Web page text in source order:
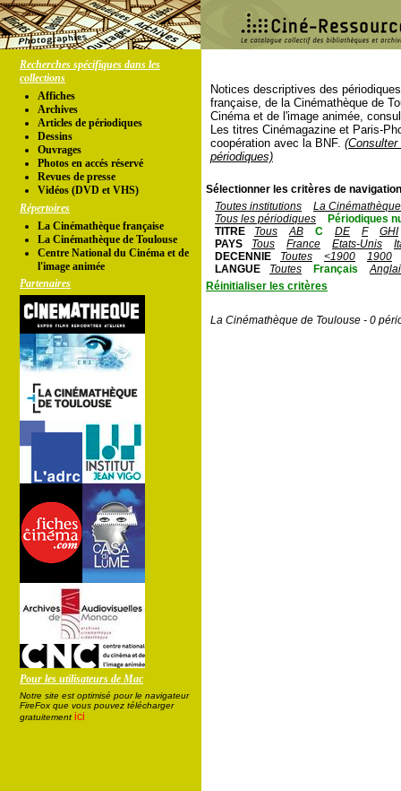
Recherches spécifiques dans les
collections
Affiches
Archives
Articles de périodiques
Dessins
Ouvrages
Photos en accés réservé
Revues de presse
Vidéos (DVD et VHS)
Répertoires
La Cinémathèque française
La Cinémathèque de Toulouse
Centre National du Cinéma et de
l'image animée
Partenaires
Pour les utilisateurs de Mac
Notre site est optimisé pour le navigateur
FireFox que vous pouvez télécharger
gratuitement ici
Notices descriptives des
française, de la Cinémathèque de
Cinéma et de l'image animée,
Les titres Cinémagazine et Paris-
coopération avec la BNF.
périodiques)
Sélectionner les critères de
Toutes institutions
La
Tous les périodiques
Périodiques
TITRE
Tous AB C DE F
GHI
PAYS
Tous France Etats-Unis
DECENNIE
Toutes <1900
1900
LANGUE
Toutes Français
Réinitialiser les critères
La Cinémathèque de Toulouse - 0